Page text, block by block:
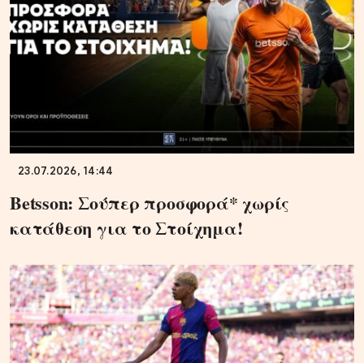
23.07.2026, 14:44
Betsson: Σούπερ προσφορά* χωρίς
κατάθεση για το Στοίχημα!